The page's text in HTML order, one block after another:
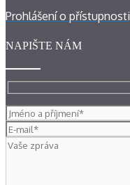
Prohlášení o přístupnosti
NAPIŠTE NÁM